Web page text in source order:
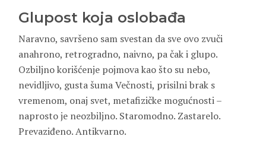
Glupost koja oslobađa
Naravno, savršeno sam svestan da sve ovo zvuči
anahrono, retrogradno, naivno, pa čak i glupo.
Ozbiljno korišćenje pojmova kao što su nebo,
nevidljivo, gusta šuma Večnosti, prisilni brak s
vremenom, onaj svet, metafizičke mogućnosti –
naprosto je neozbiljno. Staromodno. Zastarelo.
Prevaziđeno. Antikvarno.